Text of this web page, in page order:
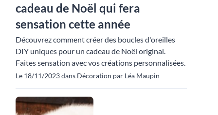
cadeau de Noël qui fera
sensation cette année
Découvrez comment créer des boucles d'oreilles
DIY uniques pour un cadeau de Noël original.
Faites sensation avec vos créations personnalisées.
Le 18/11/2023 dans Décoration par Léa Maupin